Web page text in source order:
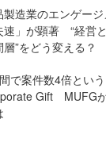
製造業のエンゲー
速」が顕著 “経営
層”をどう変える？
で案件数4倍とい
Gift MUFG